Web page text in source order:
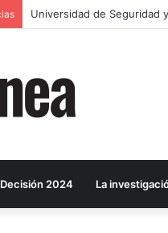
Universidad de Seguridad
Decisión 2024 La